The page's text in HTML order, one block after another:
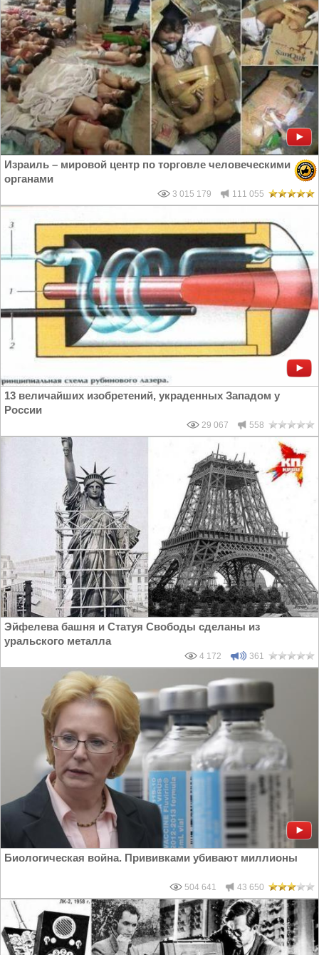
Израиль – мировой центр по торговле человеческими
органами
3 015 179 111 055
13 величайших изобретений, украденных Западом у
России
29 067 558
Эйфелева башня и Статуя Свободы сделаны из
уральского металла
4 172 361
Биологическая война. Прививками убивают миллионы
504 641 43 650